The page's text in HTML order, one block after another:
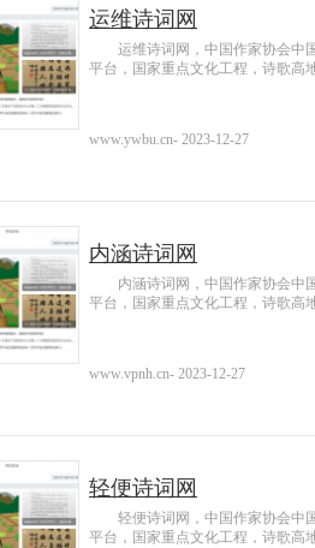
运维诗词网
运维诗词网，中国作家协会中
平台，国家重点文化工程，诗歌高
www.ywbu.cn- 2023-12-27
内涵诗词网
内涵诗词网，中国作家协会中
平台，国家重点文化工程，诗歌高
www.vpnh.cn- 2023-12-27
轻便诗词网
轻便诗词网，中国作家协会中
平台，国家重点文化工程，诗歌高